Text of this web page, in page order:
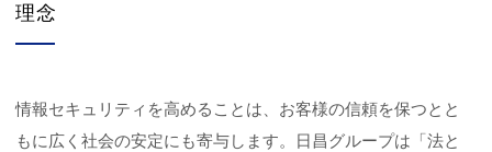
理念
情報セキュリティを高めることは、お客様の信頼を保つとと
もに広く社会の安定にも寄与します。日昌グループは「法と